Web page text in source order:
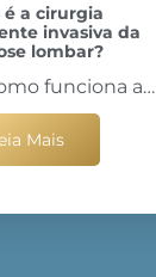
é a cirurgia
invasiva da
lombar?
funciona a…
Mais